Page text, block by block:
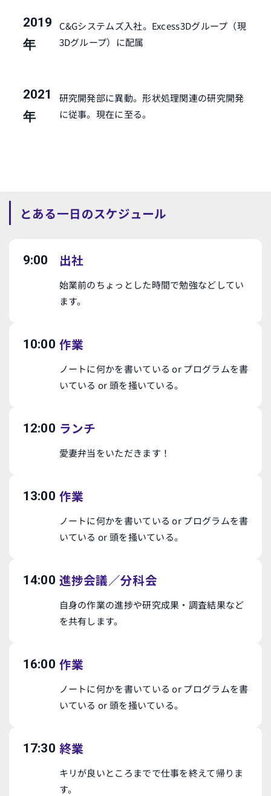
2019
年
C&Gシステムズ入社。Excess3Dグループ（現
3Dグループ）に配属
2021
年
研究開発部に異動。形状処理関連の研究開発
に従事。現在に至る。
とある一日のスケジュール
9:00 出社
始業前のちょっとした時間で勉強などしてい
ます。
10:00 作業
ノートに何かを書いている or プログラムを書
いている or 頭を掻いている。
12:00 ランチ
愛妻弁当をいただきます！
13:00 作業
ノートに何かを書いている or プログラムを書
いている or 頭を掻いている。
14:00 進捗会議／分科会
自身の作業の進捗や研究成果・調査結果など
を共有します。
16:00 作業
ノートに何かを書いている or プログラムを書
いている or 頭を掻いている。
17:30 終業
キリが良いところまでで仕事を終えて帰りま
す。